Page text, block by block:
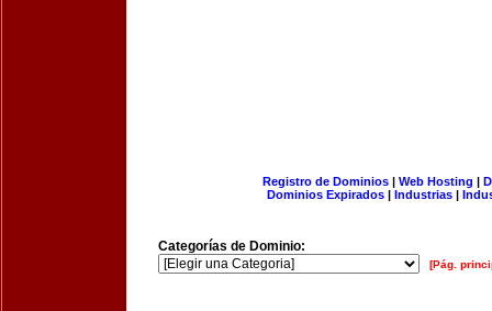
Registro de Dominios| Web Hosting |
Dominios Expirados | Industrias |
Categorías de Dominio:
[Pág.